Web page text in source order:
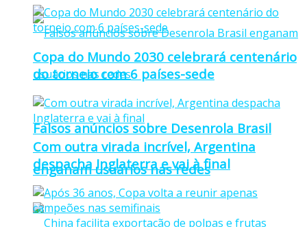
Falsos anúncios sobre Desenrola Brasil
enganam usuários nas redes
Copa do Mundo 2030 celebrará centenário
do torneio com 6 países-sede
Com outra virada incrível, Argentina
despacha Inglaterra e vai à final